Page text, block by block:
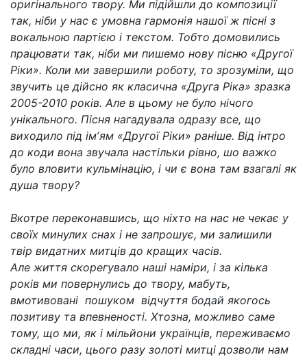
оригінального твору. Ми підійшли до композиції
так, ніби у нас є умовна гармонія нашої ж пісні з
вокальною партією і текстом. Тобто домовились
працювати так, ніби ми пишемо нову пісню «Другої
Ріки». Коли ми завершили роботу, то зрозуміли, що
звучить це дійсно як класична «Друга Ріка» зразка
2005-2010 років. Але в цьому не було нічого
унікального. Пісня нагадувала одразу все, що
виходило під імʼям «Другої Ріки» раніше. Від інтро
до коди вона звучала настільки рівно, шо важко
було вловити кульмінацію, і чи є вона там взагалі як
душа твору?
Вкотре переконавшись, що ніхто на нас не чекає у
своїх минулих снах і не запрошує, ми залишили
твір видатних митців до кращих часів.
Але життя скорегувало наші наміри, і за кілька
років ми повернулись до твору, мабуть,
вмотивовані пошуком відчуття бодай якогось
позитиву та впевненості. Хтозна, можливо саме
тому, що ми, як і мільйони українців, переживаємо
складні часи, цього разу золоті митці дозволи нам